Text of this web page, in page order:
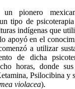
pionero
tipo de
indígenas que
apoyó en el
a utilizar
de dicha
horas, donde
Psilocibina y
violacea).